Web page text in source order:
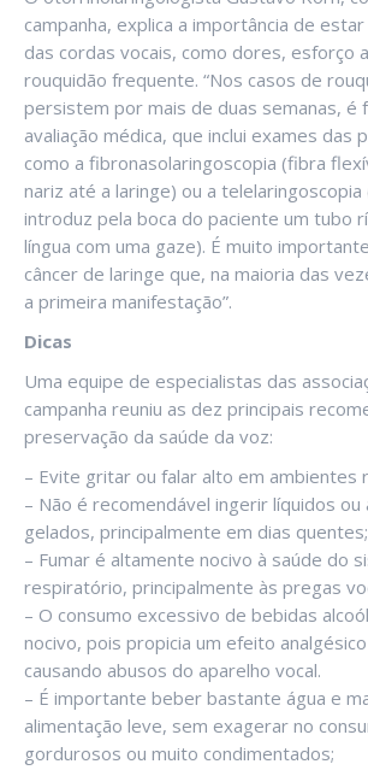
campanha, explica a importância de
das cordas vocais, como dores, esforço
rouquidão frequente. “Nos casos de
persistem por mais de duas semanas, é
avaliação médica, que inclui exames das
como a fibronasolaringoscopia (fibra
nariz até a laringe) ou a telelaringoscopia
introduz pela boca do paciente um tubo
língua com uma gaze). É muito
câncer de laringe que, na maioria das
a primeira manifestação”.
Dicas
Uma equipe de especialistas das
campanha reuniu as dez principais
preservação da saúde da voz:
– Evite gritar ou falar alto em ambientes
– Não é recomendável ingerir líquidos
gelados, principalmente em dias quentes;
– Fumar é altamente nocivo à saúde do
respiratório, principalmente às pregas
– O consumo excessivo de bebidas
nocivo, pois propicia um efeito
causando abusos do aparelho vocal.
– É importante beber bastante água e
alimentação leve, sem exagerar no
gordurosos ou muito condimentados;